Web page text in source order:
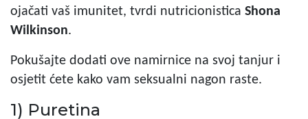
ojačati vaš imunitet, tvrdi nutricionistica Shona
Wilkinson.
Pokušajte dodati ove namirnice na svoj tanjur i
osjetit ćete kako vam seksualni nagon raste.
1) Puretina